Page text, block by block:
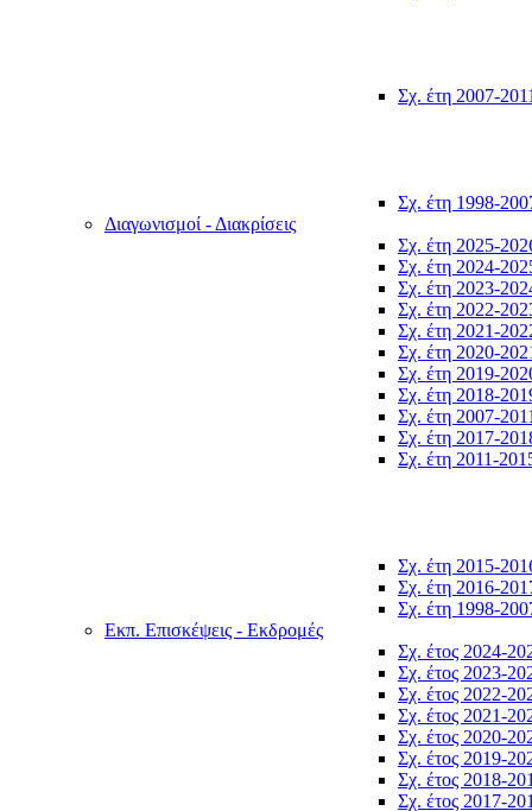
Σχ. έτη 2007-
Σχ. έτη 1998-
Διαγωνισμοί - Διακρίσεις
Σχ. έτη 2025-
Σχ. έτη 2024-
Σχ. έτη 2023-
Σχ. έτη 2022-
Σχ. έτη 2021-
Σχ. έτη 2020-
Σχ. έτη 2019-
Σχ. έτη 2018-
Σχ. έτη 2007-
Σχ. έτη 2017-
Σχ. έτη 2011-
Σχ. έτη 2015-
Σχ. έτη 2016-
Σχ. έτη 1998-
Εκπ. Επισκέψεις - Εκδρομές
Σχ. έτος 2024-
Σχ. έτος 2023-
Σχ. έτος 2022-
Σχ. έτος 2021-
Σχ. έτος 2020-
Σχ. έτος 2019-
Σχ. έτος 2018-
Σχ. έτος 2017-